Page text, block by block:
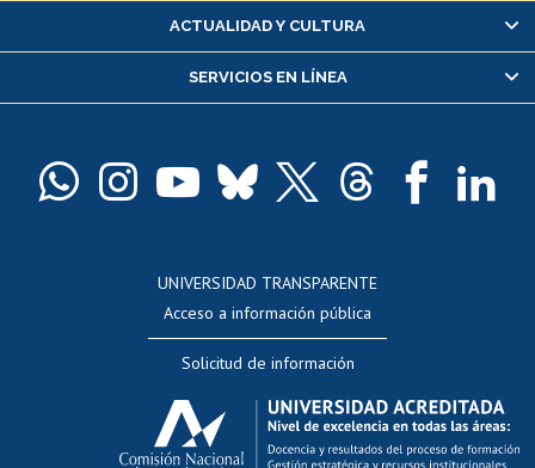
Servicio médico y dental
Pago de arancel y crédito alumnos
Docentes
Perfeccionamiento
Editar Portafolio Académico
Evaluación docente
Calificación académica
Postulación al AUCAI
ACTUALIDAD Y CULTURA
SERVICIOS EN LÍNEA
UNIVERSIDAD TRANSPARENTE
Acceso a información pública
Solicitud de información